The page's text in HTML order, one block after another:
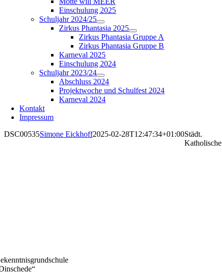
Einschulung 2025
Schuljahr 2024/25
Zirkus Phantasia 2025
Zirkus Phantasia Gruppe A
Zirkus Phantasia Gruppe B
Karneval 2025
Einschulung 2024
Schuljahr 2023/24
Abschluss 2024
Projektwoche und Schulfest 2024
Karneval 2024
Kontakt
Impressum
DSC00535Simone Eickhoff2025-02-28T12:47:34+01:00Städt.
Katholische